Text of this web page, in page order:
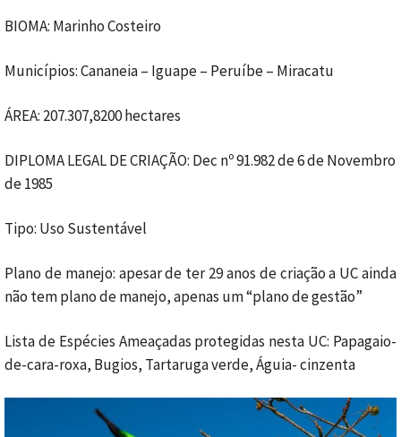
BIOMA: Marinho Costeiro
Municípios: Cananeia – Iguape – Peruíbe – Miracatu
ÁREA: 207.307,8200 hectares
DIPLOMA LEGAL DE CRIAÇÃO: Dec nº 91.982 de 6 de Novembro
de 1985
Tipo: Uso Sustentável
Plano de manejo: apesar de ter 29 anos de criação a UC ainda
não tem plano de manejo, apenas um “plano de gestão”
Lista de Espécies Ameaçadas protegidas nesta UC: Papagaio-
de-cara-roxa, Bugios, Tartaruga verde, Águia- cinzenta